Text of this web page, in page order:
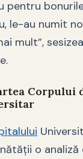
pentru
le-au numit
mult”,
Corpului
o